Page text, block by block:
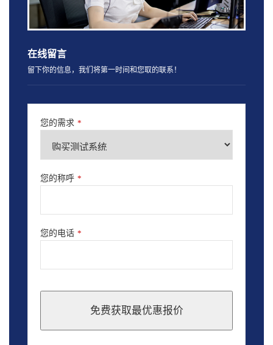
在线留言
留下你的信息，我们将第一时间和您取的联系！
您的需求 *
您的称呼 *
您的电话 *
免费获取最优惠报价